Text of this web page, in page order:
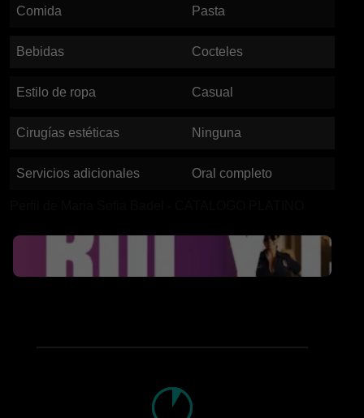
Comida Pasta
Bebidas Cocteles
Estilo de ropa Casual
Cirugías estéticas Ninguna
Servicios adicionales Oral completo